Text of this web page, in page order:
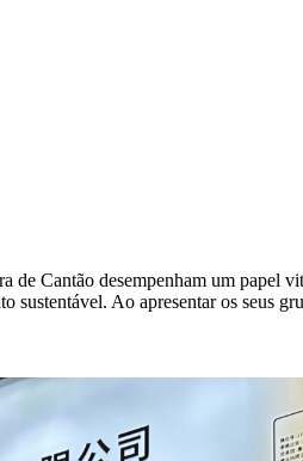
de Cantão desempenham um papel
Ao apresentar os seus